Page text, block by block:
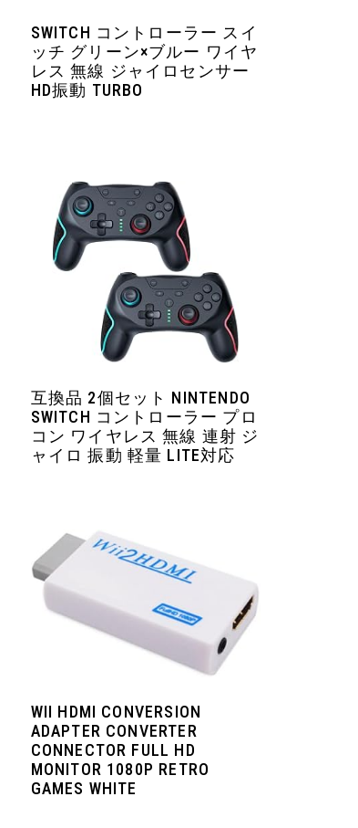
SWITCH コントローラー スイ
ッチ グリーン×ブルー ワイヤ
レス 無線 ジャイロセンサー
HD振動 TURBO
互換品 2個セット NINTENDO
SWITCH コントローラー プロ
コン ワイヤレス 無線 連射 ジ
ャイロ 振動 軽量 LITE対応
WII HDMI CONVERSION
ADAPTER CONVERTER
CONNECTOR FULL HD
MONITOR 1080P RETRO
GAMES WHITE